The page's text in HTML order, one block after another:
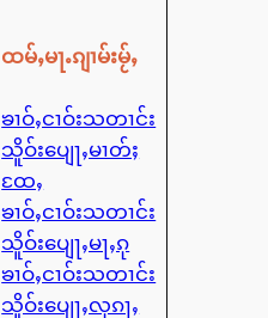
ထမ်ႇမႃႉၵျၢမ်းမႂ်ႇ
ၶၢဝ်ႇငၢဝ်းသတၢင်း
သိူဝ်းပျေႃႇမၢတ်ႈ
ထႄႇ
ၶၢဝ်ႇငၢဝ်းသတၢင်း
သိူဝ်းပျေႃႇမႃႇၵု
ၶၢဝ်ႇငၢဝ်းသတၢင်း
သိူဝ်းပျေႃႇလုၵႃႇ